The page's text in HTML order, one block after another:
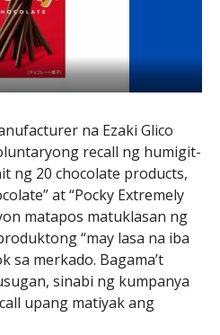
na Ezaki Glico
recall ng humigit-
ng 20 chocolate products,
at “Pocky Extremely
matapos matuklasan ng
“may lasa na iba
sa merkado. Bagama’t
sinabi ng kumpanya
upang matiyak ang